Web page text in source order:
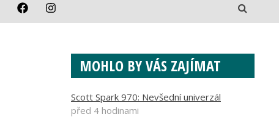
MOHLO BY VÁS ZAJÍMAT
Scott Spark 970: Nevšední univerzál
před 4 hodinami